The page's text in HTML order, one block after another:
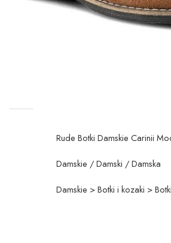
Rude Botki Damskie Carinii
Damskie / Damski / Damska
Damskie > Botki i kozaki > Botki